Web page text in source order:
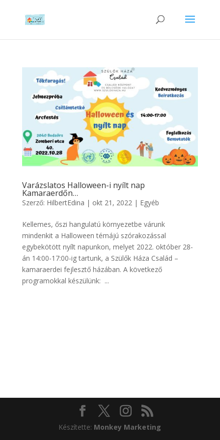
Varázslatos Halloween-i nyílt nap
Kamaraerdőn…
Szerző: HilbertEdina | okt 21, 2022 | Egyéb
Kellemes, őszi hangulatú környezetbe várunk
mindenkit a Halloween témájú szórakozással
egybekötött nyílt napunkon, melyet 2022. október 28-
án 14:00-17:00-ig tartunk, a Szülők Háza Család –
kamaraerdei fejlesztő házában. A következő
programokkal készülünk: ...
Készítette: Monkey Marketing